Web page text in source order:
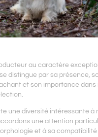
au caractère
distingue par sa présence,
et son importance dans
une diversité intéressante à
une attention
et à sa compatibilité